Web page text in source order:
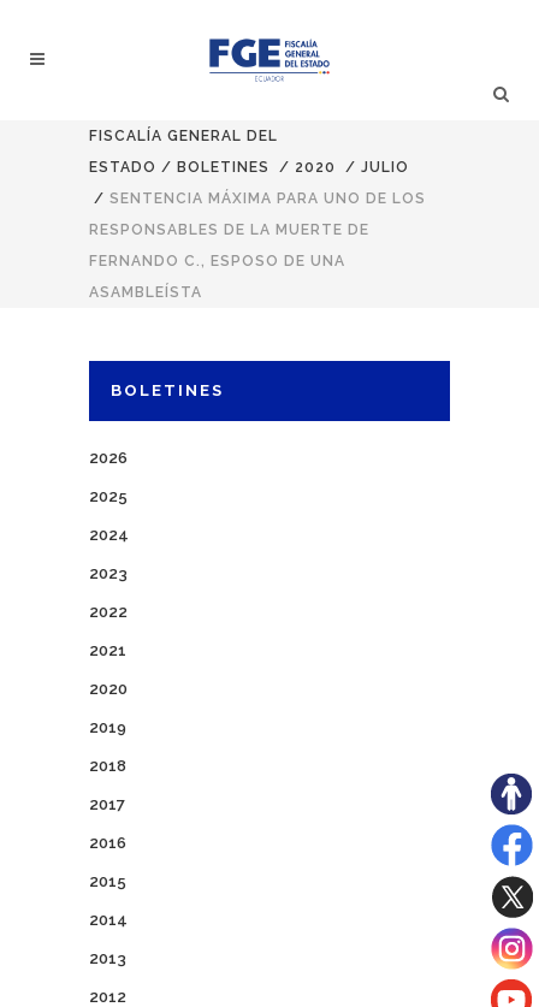
FISCALÍA GENERAL DEL
ESTADO / BOLETINES / 2020 / JULIO
/ SENTENCIA MÁXIMA PARA UNO DE LOS
RESPONSABLES DE LA MUERTE DE
FERNANDO C., ESPOSO DE UNA
ASAMBLEÍSTA
BOLETINES
2026
2025
2024
2023
2022
2021
2020
2019
2018
2017
2016
2015
2014
2013
2012